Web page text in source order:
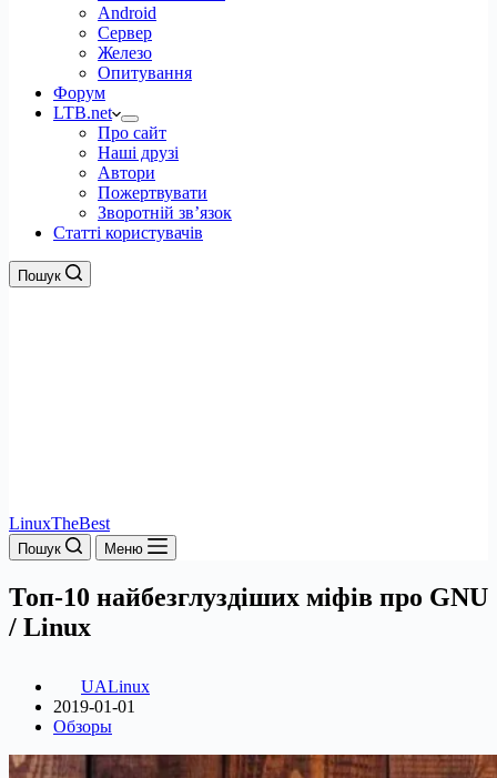
Android
Сервер
Железо
Опитування
Форум
LTB.net
Про сайт
Наші друзі
Автори
Пожертвувати
Зворотній зв’язок
Статті користувачів
Пошук
LinuxTheBest
Пошук Меню
Топ-10 найбезглуздіших міфів про GNU
/ Linux
UALinux
2019-01-01
Обзоры